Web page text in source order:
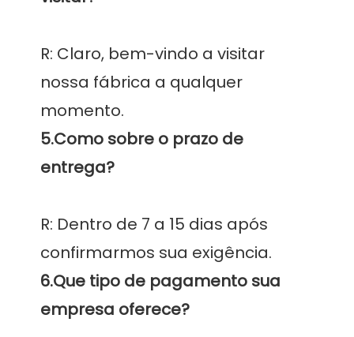
R: Claro, bem-vindo a visitar
nossa fábrica a qualquer
5.Como sobre o prazo de
R: Dentro de 7 a 15 dias após
6.Que tipo de pagamento sua